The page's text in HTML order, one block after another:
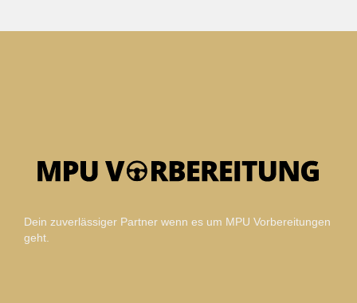
Dein zuverlässiger Partner wenn es um MPU Vorbereitungen
geht.